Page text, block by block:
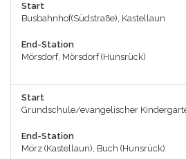
Start
Busbahnhof(Südstraße), Kastellaun
End-Station
Mörsdorf, Mörsdorf (Hunsrück)
Start
Grundschule/evangelischer
End-Station
Mörz (Kastellaun), Buch (Hunsrück)